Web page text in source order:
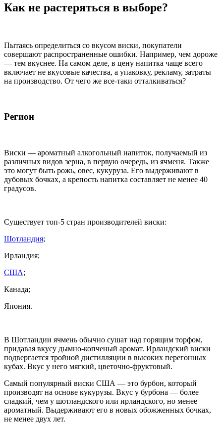
Как не растеряться в выборе?
Пытаясь определиться со вкусом виски, покупатели
совершают распространенные ошибки. Например, чем дороже
— тем вкуснее. На самом деле, в цену напитка чаще всего
включает не вкусовые качества, а упаковку, рекламу, затраты
на производство. От чего же все-таки отталкиваться?
Регион
Виски — ароматный алкогольный напиток, получаемый из
различных видов зерна, в первую очередь, из ячменя. Также
это могут быть рожь, овес, кукуруза. Его выдерживают в
дубовых бочках, а крепость напитка составляет не менее 40
градусов.
Существует топ-5 стран производителей виски:
Шотландия;
Ирландия;
США;
Канада;
Япония.
В Шотландии ячмень обычно сушат над горящим торфом,
придавая вкусу дымно-копченый аромат. Ирландский виски
подвергается тройной дистилляции в высоких перегонных
кубах. Вкус у него мягкий, цветочно-фруктовый.
Самый популярный виски США — это бурбон, который
производят на основе кукурузы. Вкус у бурбона — более
сладкий, чем у шотландского или ирландского, но менее
ароматный. Выдерживают его в новых обожженных бочках,
не менее двух лет.